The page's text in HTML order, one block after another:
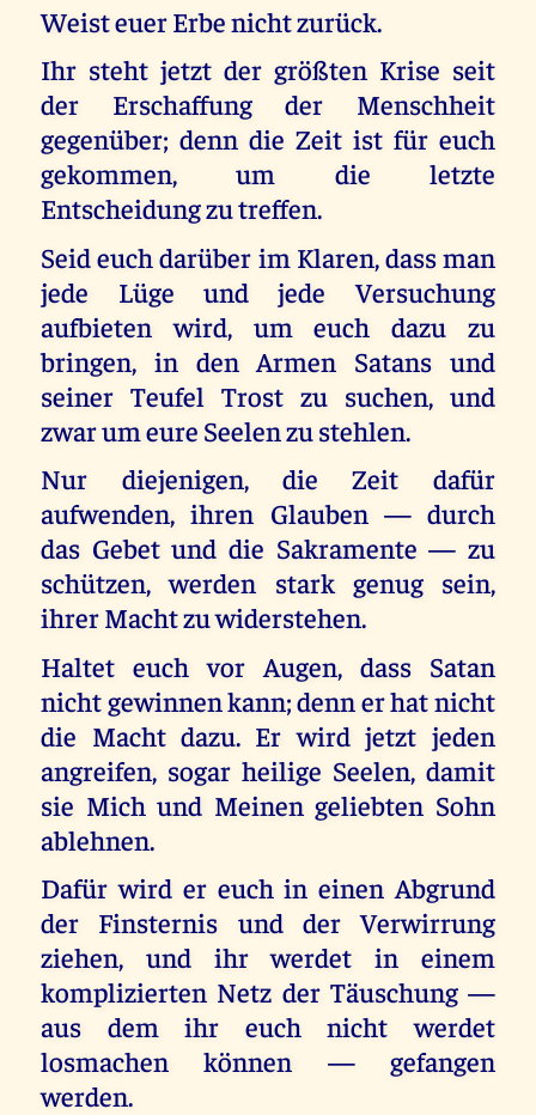
Weist euer Erbe nicht zurück.
Ihr steht jetzt der größten Krise seit
der Erschaffung der Menschheit
gegenüber; denn die Zeit ist für euch
gekommen, um die letzte
Entscheidung zu treffen.
Seid euch darüber im Klaren, dass man
jede Lüge und jede Versuchung
aufbieten wird, um euch dazu zu
bringen, in den Armen Satans und
seiner Teufel Trost zu suchen, und
zwar um eure Seelen zu stehlen.
Nur diejenigen, die Zeit dafür
aufwenden, ihren Glauben — durch
das Gebet und die Sakramente — zu
schützen, werden stark genug sein,
ihrer Macht zu widerstehen.
Haltet euch vor Augen, dass Satan
nicht gewinnen kann; denn er hat nicht
die Macht dazu. Er wird jetzt jeden
angreifen, sogar heilige Seelen, damit
sie Mich und Meinen geliebten Sohn
ablehnen.
Dafür wird er euch in einen Abgrund
der Finsternis und der Verwirrung
ziehen, und ihr werdet in einem
komplizierten Netz der Täuschung —
aus dem ihr euch nicht werdet
losmachen können — gefangen
werden.